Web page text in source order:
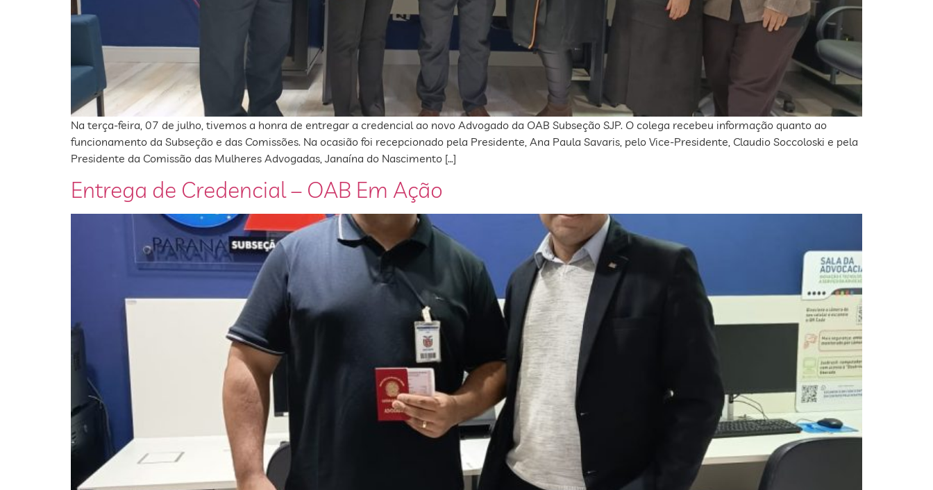
Na terça-feira, 07 de julho, tivemos a honra de entregar a credencial ao novo Advogado da OAB Subseção SJP. O colega recebeu informação quanto ao
funcionamento da Subseção e das Comissões. Na ocasião foi recepcionado pela Presidente, Ana Paula Savaris, pelo Vice-Presidente, Claudio Soccoloski e pela
Presidente da Comissão das Mulheres Advogadas, Janaína do Nascimento […]
Entrega de Credencial – OAB Em Ação